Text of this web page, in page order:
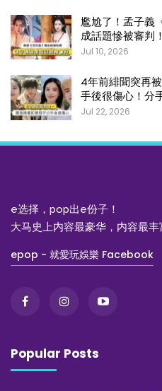
尷尬了！孟子義
成話題慘被審判！
Jul 10, 2026
4年前緋聞突再
手後很傷心！分
Jul 22, 2026
e选择，pop出e份子！
大马史上内容最豪华，内容最丰
epop - 就愛玩娛樂 Facebook
Popular Posts